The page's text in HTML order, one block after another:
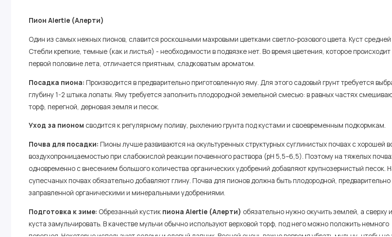
Пион Alertie (Алерти)
Один из самых нежных пионов, славится роскошными махровыми цветками светло-розового цвета. Куст
Стебли крепкие, темные (как и листья) - необходимости в подвязке нет. Во время цветения, которое происходит
первой половине лета, отличается приятным, сладковатым ароматом.
Посадка пиона: Производится в предварительно приготовленную яму. Для этого садовый грунт требуется
глубину 1-2 штыка лопаты. Яму требуется заполнить плодородной земельной смесью: в равных частях
торф, перегной, дерновая земля и песок.
Уход за пионом сводится к регулярному поливу, рыхлению грунта под кустами и своевременным подкормкам.
Почва для посадки: Пионы лучше развиваются на окультуренных структурных суглинистых почвах с хорошей
воздухопроницаемостью при слабокислой реакции почвенного раствора (рН 5,5–6,5). Поэтому на тяжелых
одновременно с внесением большого количества органических удобрений добавляют крупнозернистый песок.
супесчаных почвах обязательно добавляют глину. Почва для пионов должна быть плодородной,
заправленной органическими и минеральными удобрениями.
Подготовка к зиме: Обрезанный кустик пиона Alertie (Алерти) обязательно нужно окучить землей, а сверху
куста замульчировать. В качестве мульчи обычно используют верховой торф, под него можно положить немного